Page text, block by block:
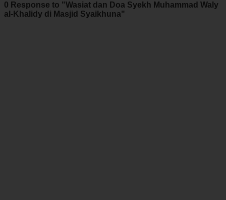
0 Response to "Wasiat dan Doa Syekh Muhammad Waly
al-Khalidy di Masjid Syaikhuna"